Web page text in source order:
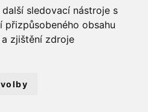
sledovací nástroje s
obsahu
zjištění zdroje